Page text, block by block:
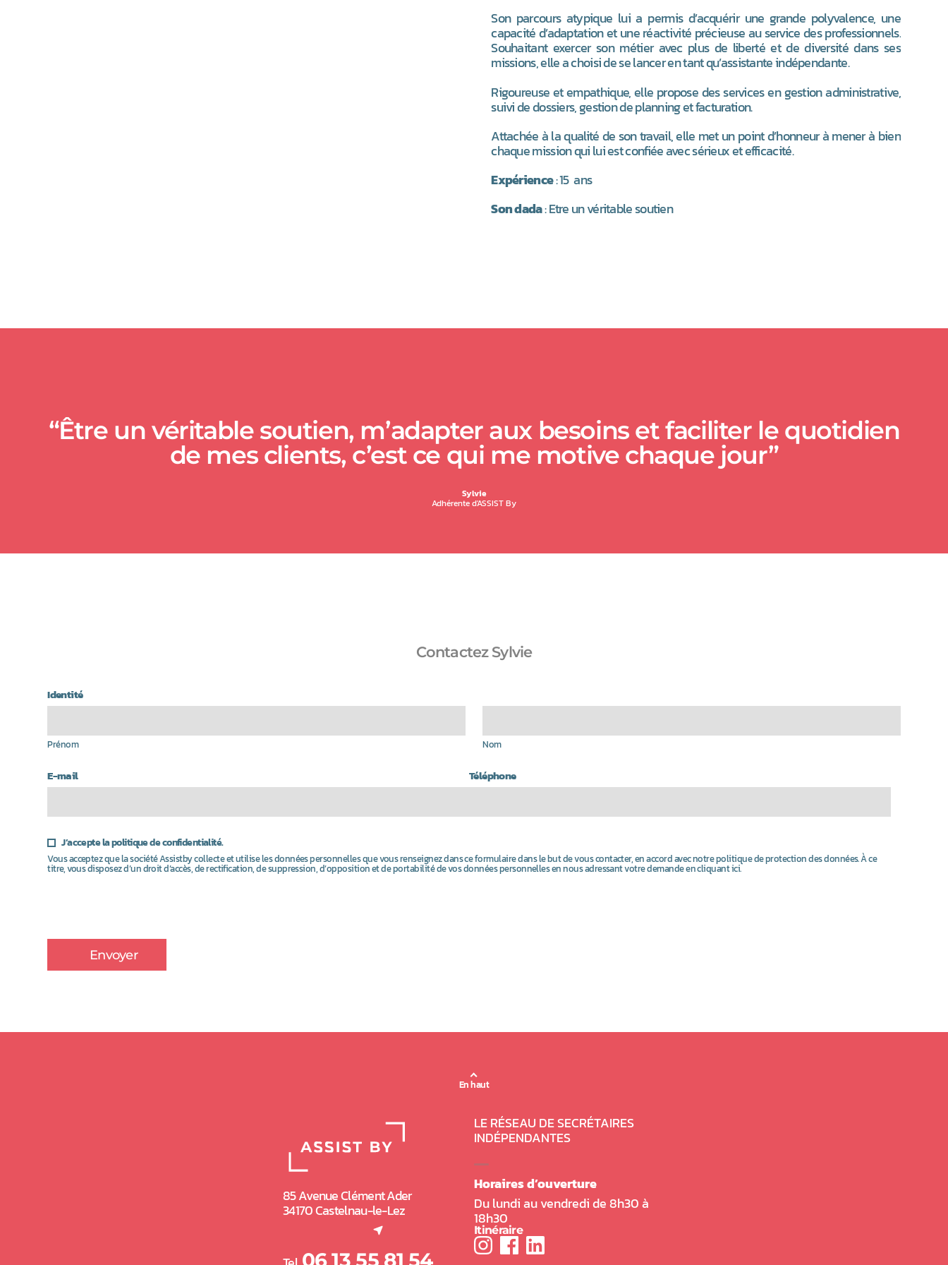
Son parcours atypique lui a permis d’acquérir une grande polyvalence, une
capacité d’adaptation et une réactivité précieuse au service des professionnels.
Souhaitant exercer son métier avec plus de liberté et de diversité dans ses
missions, elle a choisi de se lancer en tant qu’assistante indépendante.
Rigoureuse et empathique, elle propose des services en gestion administrative,
suivi de dossiers, gestion de planning et facturation.
Attachée à la qualité de son travail, elle met un point d’honneur à mener à bien
chaque mission qui lui est confiée avec sérieux et efficacité.
Expérience: 15 ans
Son dada: Etre un véritable soutien
“Être un véritable soutien, m’adapter aux besoins et faciliter le quotidien
de mes clients, c’est ce qui me motive chaque jour”
Sylvie
Adhérente d'ASSIST By
Contactez Sylvie
Identité
Prénom Nom
E-mail Téléphone
J’accepte la politique de confidentialité.
Vous acceptez que la société Assistby collecte et utilise les données personnelles que vous renseignez dans ce formulaire dans le but de vous contacter, en accord avec notre politique de protection des données. À ce
titre, vous disposez d’un droit d’accès, de rectification, de suppression, d’opposition et de portabilité de vos données personnelles en nous adressant votre demande en cliquant ici.
En haut
85 Avenue Clément Ader
34170 Castelnau-le-Lez
Itinéraire
06 13 55 81 54
LE RÉSEAU DE SECRÉTAIRES
INDÉPENDANTES
Horaires d’ouverture
Du lundi au vendredi de 8h30 à
18h30